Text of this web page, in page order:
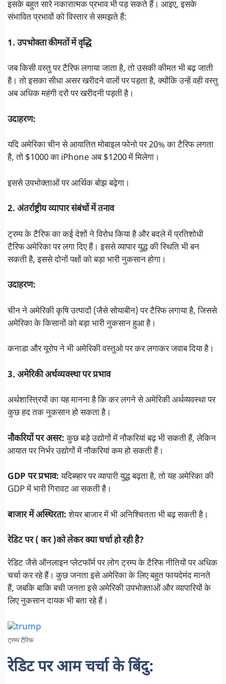
इसके बहुत सारे नकारात्मक प्रभाव भी पड़ सकते हैं। आइए, इसके
संभावित प्रभावों को विस्तार से समझते हैं:
1. उपभोक्ता कीमतों में वृद्धि
जब किसी वस्तु पर टैरिफ लगाया जाता है, तो उसकी कीमत भी बढ़ जाती
है। तो इसका सीधा असर खरीदने वालों पर पड़ता है, क्योंकि उन्हें वही वस्तु
अब अधिक महंगी दरों पर खरीदनी पड़ती है।
उदाहरण:
यदि अमेरिका चीन से आयातित मोबाइल फोनो पर 20% का टैरिफ लगता
है, तो $1000 का iPhone अब $1200 में मिलेगा।
इससे उपभोक्ताओं पर आर्थिक बोझ बढ़ेगा।
2. अंतर्राष्ट्रीय व्यापार संबंधों में तनाव
ट्रम्प के टैरिफ का कई देशों ने विरोध किया है और बदले में प्रतिशोधी
टैरिफ अमेरिका पर लगा दिए हैं। इससे व्यापार युद्ध की स्थिति भी बन
सकती है, इससे दोनों पक्षों को बड़ा भारी नुकसान होगा।
उदाहरण:
चीन ने अमेरिकी कृषि उत्पादों (जैसे सोयाबीन) पर टैरिफ लगाया है, जिससे
अमेरिका के किसानों को बड़ा भारी नुकसान हुआ है।
कनाडा और यूरोप ने भी अमेरिकी वस्तुओ पर कर लगाकर जवाब दिया है।
3. अमेरिकी अर्थव्यवस्था पर प्रभाव
अर्थशास्त्रियों का यह मानना है कि कर लगने से अमेरिकी अर्थव्यवस्था पर
कुछ हद तक नुकसान हो सकता है।
नौकरियों पर असर:कुछ बड़े उद्योगों में नौकरियां बढ़ भी सकती हैं, लेकिन
आयात पर निर्भर उद्योगों में नौकरियां कम हो सकती हैं।
GDP पर प्रभाव:यदिब्य्हार पर व्यापारी युद्ध बढ़ता है, तो यह अमेरिका की
GDP में भारी गिरावट आ सकती है।
बाजार में अस्थिरता:शेयर बाजार में भी अनिश्चितता भी बढ़ सकती है।
रेडिट पर ( कर )को लेकर क्या चर्चा हो रही है?
रेडिट जैसे ऑनलाइन प्लेटफॉर्म पर लोग ट्रम्प के टैरिफ नीतियों पर अधिक
चर्चा कर रहे हैं। कुछ जनता इसे अमेरिका के लिए बहुत फायदेमंद मानते
हैं, जबकि बाकि बची जनता इसे अमेरिकी उपभोक्ताओं और व्यापारियों के
लिए नुकसान दायक भी बता रहे हैं।
ट्रम्प टैरिफ
रेडिट पर आम चर्चा के बिंदु: